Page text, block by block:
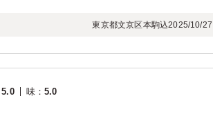
東京都文京区本駒込2025/10/27
5.0 味：5.0